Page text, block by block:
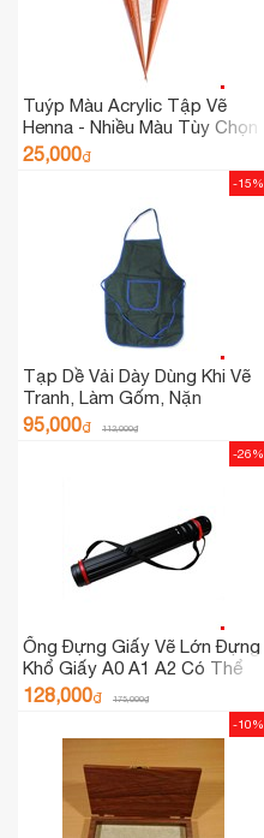
Tuýp Màu Acrylic Tập Vẽ
Henna - Nhiều Màu Tùy Chọn
- 1 Tuýp
25,000₫
Tạp Dề Vải Dày Dùng Khi Vẽ
Tranh, Làm Gốm, Nặn
Tượng - Hàng Việt Nam
95,000₫ 112,000₫
-15%
Ống Đựng Giấy Vẽ Lớn Đựng
Khổ Giấy A0 A1 A2 Có Thể
Điều Chỉnh Độ Dài - Đường
Kính 8cm
128,000₫ 175,000₫
-26%
-10%